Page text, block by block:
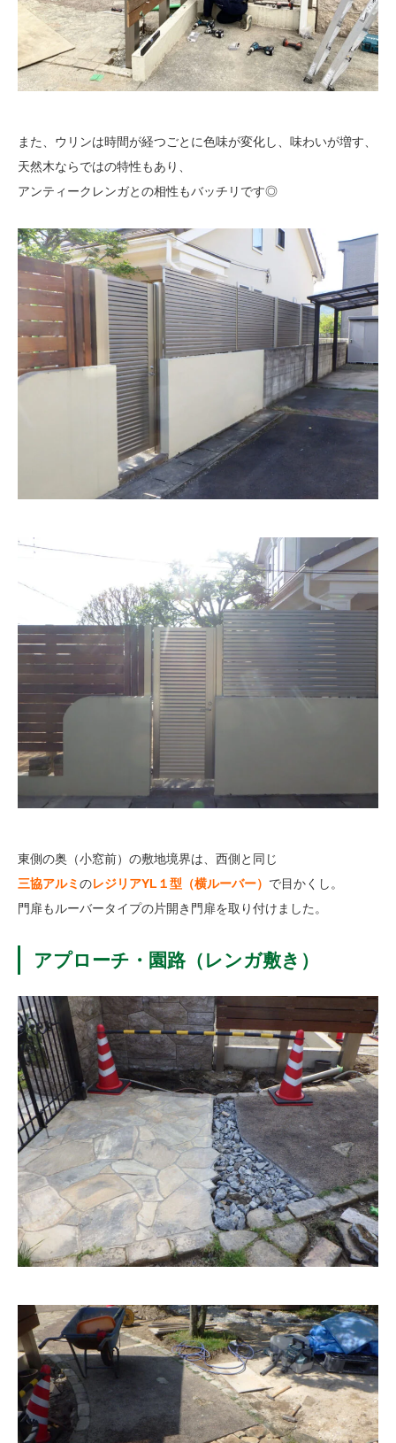
また、ウリンは時間が経つごとに色味が変化し、味わいが増す、
天然木ならではの特性もあり、
アンティークレンガとの相性もバッチリです◎
東側の奥（小窓前）の敷地境界は、西側と同じ
三協アルミ のレジリアYL１型（横ルーバー） で目かくし。
門扉もルーバータイプの片開き門扉を取り付けました。
アプローチ・園路（レンガ敷き）